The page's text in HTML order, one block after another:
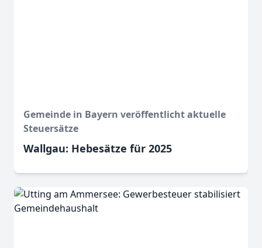
Gemeinde in Bayern veröffentlicht aktuelle
Steuersätze
Wallgau: Hebesätze für 2025